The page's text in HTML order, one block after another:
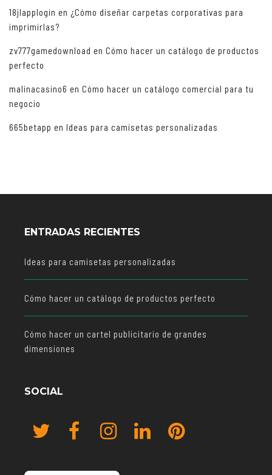
18jlapplogin en ¿Cómo diseñar carpetas corporativas para
imprimirlas?
zv777gamedownload en Cómo hacer un catálogo de productos
perfecto
malinacasino6 en Cómo hacer un catálogo comercial para tu
negocio
665betapp en Ideas para camisetas personalizadas
ENTRADAS RECIENTES
Ideas para camisetas personalizadas
Cómo hacer un catálogo de productos perfecto
Cómo hacer un cartel publicitario de grandes
dimensiones
SOCIAL